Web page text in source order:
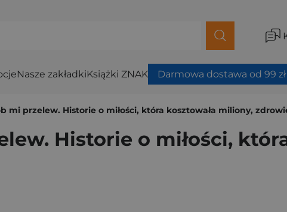
Nasze zakładkiKsiążki ZNAK Darmowa dostawa od 99 zł
mi przelew. Historie o miłości, która kosztowała miliony,
Historie o miłości,